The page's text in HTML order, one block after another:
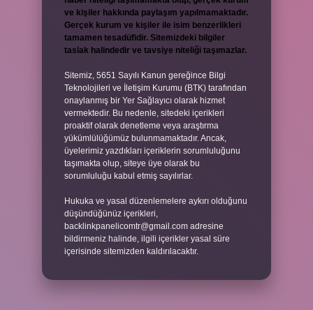
ve kişiler hakkında paylaşım yapılmamaktadır.
Gerçek kurum ve kişiler ile isim benzerlikleri
tamamen tesadüfidir. Sitemizdeki bilgiler
taslak halindedir ve tavsiye niteliği taşımazlar.
Sitemiz, 5651 Sayılı Kanun gereğince Bilgi
Teknolojileri ve İletişim Kurumu (BTK) tarafından
onaylanmış bir Yer Sağlayıcı olarak hizmet
vermektedir. Bu nedenle, sitedeki içerikleri
proaktif olarak denetleme veya araştırma
yükümlülüğümüz bulunmamaktadır. Ancak,
üyelerimiz yazdıkları içeriklerin sorumluluğunu
taşımakta olup, siteye üye olarak bu
sorumluluğu kabul etmiş sayılırlar.
Hukuka ve yasal düzenlemelere aykırı olduğunu
düşündüğünüz içerikleri,
backlinkpanelicomtr@gmail.com adresine
bildirmeniz halinde, ilgili içerikler yasal süre
içerisinde sitemizden kaldırılacaktır.